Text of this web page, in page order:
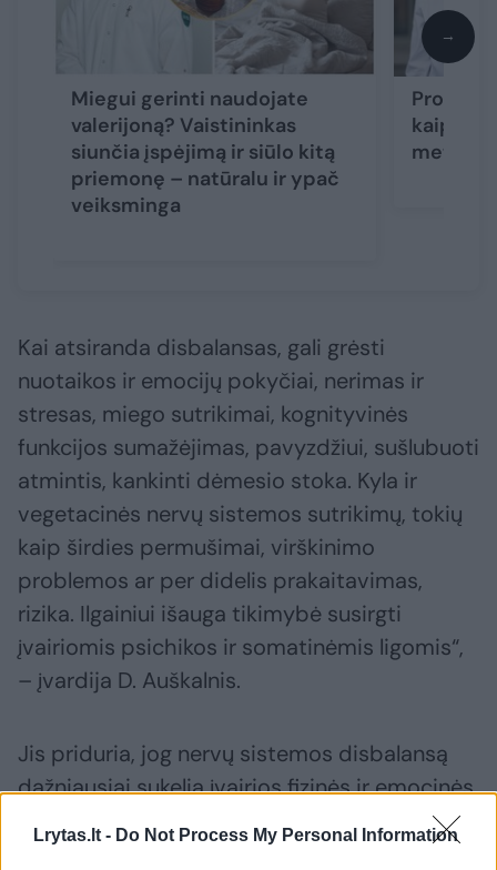
Lrytas.lt - Do Not Process My Personal Information
Miegui gerinti naudojate
valerijoną? Vaistininkas
siunčia įspėjimą ir siūlo kitą
priemonę – natūralu ir ypač
veiksminga
kaip
metų:
→
Kai atsiranda disbalansas, gali grėsti
nuotaikos ir emocijų pokyčiai, nerimas ir
stresas, miego sutrikimai, kognityvinės
funkcijos sumažėjimas, pavyzdžiui, sušlubuoti
atmintis, kankinti dėmesio stoka. Kyla ir
vegetacinės nervų sistemos sutrikimų, tokių
kaip širdies permušimai, virškinimo
problemos ar per didelis prakaitavimas,
rizika. Ilgainiui išauga tikimybė susirgti
įvairiomis psichikos ir somatinėmis ligomis“,
– įvardija D. Auškalnis.
Jis priduria, jog nervų sistemos disbalansą
dažniausiai sukelia įvairios fizinės ir emocinės
psichologinis smurtas, patyčios mokykloje,